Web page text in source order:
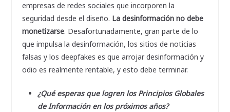
empresas de redes sociales que incorporen la
seguridad desde el diseño. La desinformación no debe
monetizarse. Desafortunadamente, gran parte de lo
que impulsa la desinformación, los sitios de noticias
falsas y los deepfakes es que arrojar desinformación y
odio es realmente rentable, y esto debe terminar.
¿Qué esperas que logren los Principios Globales
de Información en los próximos años?